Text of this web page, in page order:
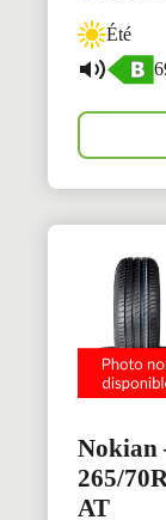
Été
Nokian
265/
AT